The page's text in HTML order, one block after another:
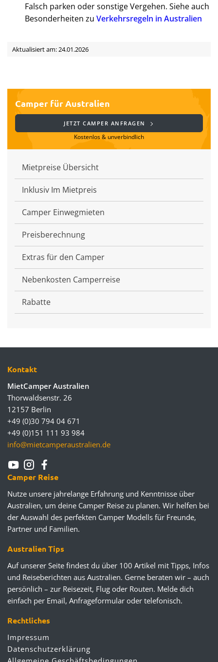
Falsch parken oder sonstige Vergehen. Siehe auch
Besonderheiten zu Verkehrsregeln in Australien
Aktualisiert am: 24.01.2026
Camper für Australien
JETZT CAMPER ANFRAGEN
Kostenlos & unverbindlich
Mietpreise Übersicht
Inklusiv Im Mietpreis
Camper Einwegmieten
Preisberechnung
Extras für den Camper
Nebenkosten Camperreise
Rabatte
Kontakt
MietCamper Australien
Thorwaldsenstr. 26
12157 Berlin
+49 (0)30 794 04 671
+49 (0)151 111 93 984
info@mietcamperaustralien.de
Camper Reise
Nutze unsere jahrelange Erfahrung und Kenntnisse über
Australien, um deine Camper Reise zu planen. Wir helfen bei
der Auswahl des perfekten Camper Modells für Freunde,
Partner und Familien.
Australien Tips
Auf unserer Seite findest du über 100 Artikel mit Tipps, Infos
und Reiseberichten aus Australien. Gerne beraten wir – auch
persönlich – zur Reisezeit, Flug oder Routen. Melde dich
einfach per Email, Anfrageformular oder telefonisch.
Rechtliches
Impressum
Datenschutzerklärung